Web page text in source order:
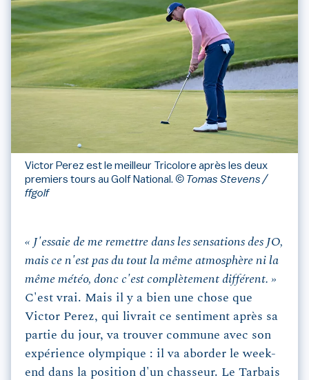
Victor Perez est le meilleur Tricolore après les deux
premiers tours au Golf National. © Tomas Stevens /
ffgolf
« J'essaie de me remettre dans les sensations des JO,
mais ce n'est pas du tout la même atmosphère ni la
même météo, donc c'est complètement différent. »
C'est vrai. Mais il y a bien une chose que
Victor Perez, qui livrait ce sentiment après sa
partie du jour, va trouver commune avec son
expérience olympique : il va aborder le week-
end dans la position d'un chasseur. Le Tarbais